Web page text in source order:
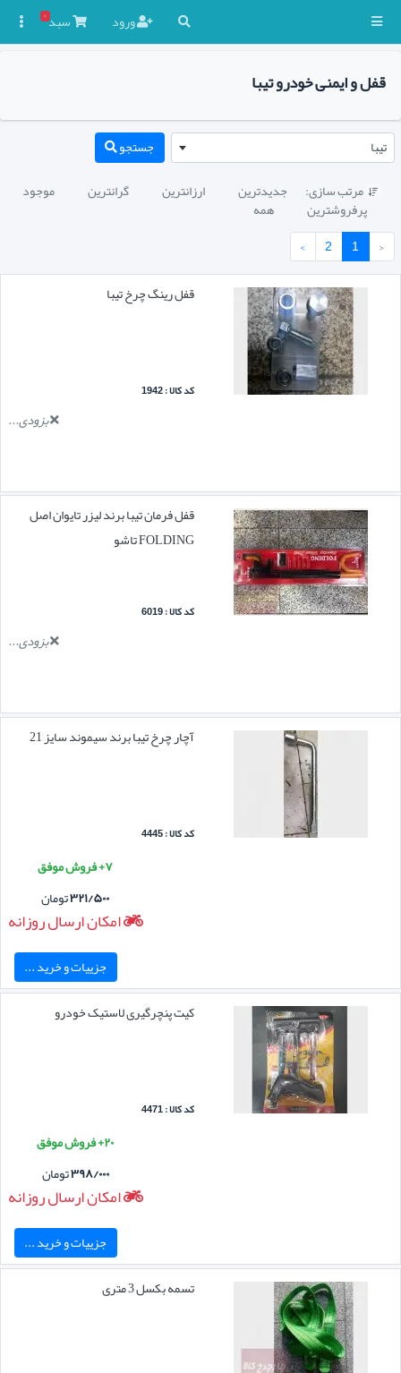
ورود سبد۰
قفل و ایمنی خودرو تیبا
تیبا جستجو
 مرتب سازی: جدیدترین ارزانترین گرانترین موجود
پرفروشترین
همه
‹
1
2
›
قفل رینگ چرخ تیبا
کد کالا : 1942
بزودی...
قفل فرمان تیبا برند لیزر تایوان اصل
FOLDING تاشو
کد کالا : 6019
بزودی...
آچار چرخ تیبا برند سیموند سایز 21
کد کالا : 4445
۷+ فروش موفق
۳۲۱/۵۰۰تومان
امکان ارسال روزانه
جزییات و خرید ...
کیت پنچرگیری لاستیک خودرو
کد کالا : 4471
۲۰+ فروش موفق
۳۹۸/۰۰۰تومان
امکان ارسال روزانه
جزییات و خرید ...
تسمه بکسل 3 متری